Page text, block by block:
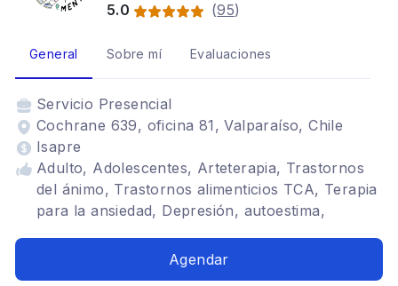
5.0
(95)
General Sobre mí Evaluaciones
Servicio Presencial
Cochrane 639, oficina 81, Valparaíso, Chile
Isapre
Adulto, Adolescentes, Arteterapia, Trastornos
del ánimo, Trastornos alimenticios TCA, Terapia
para la ansiedad, Depresión, autoestima,
Agendar